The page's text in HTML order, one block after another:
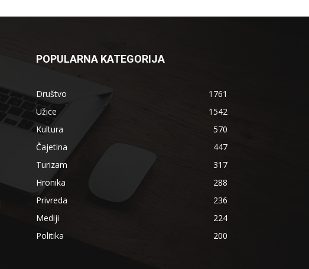
POPULARNA KATEGORIJA
Društvo
1761
Užice
1542
Kultura
570
Čajetina
447
Turizam
317
Hronika
288
Privreda
236
Mediji
224
Politika
200